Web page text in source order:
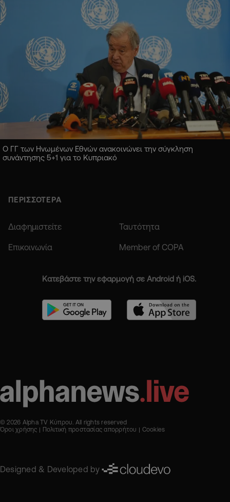
Ο ΓΓ των Ηνωμένων Εθνών ανακοινώνει την σύγκληση
συνάντησης 5+1 για το Κυπριακό
ΠΕΡΙΣΣΟΤΕΡΑ
Διαφημιστείτε Ταυτότητα
Επικοινωνία Member of COPA
Κατεβάστε την εφαρμογή σε Android ή iOS.
© 2026 Alpha TV Κύπρου. All rights reserved
Όροι χρήσης
Πολιτική προστασίας απορρήτου Cookies
Designed & Developed by